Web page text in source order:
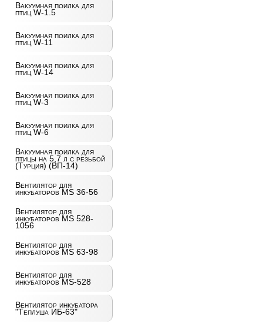
Вакуумная поилка для
птиц W-1.5
Вакуумная поилка для
птиц W-11
Вакуумная поилка для
птиц W-14
Вакуумная поилка для
птиц W-3
Вакуумная поилка для
птиц W-6
Вакуумная поилка для
птицы на 5,7 л с резьбой
(Турция) (ВП-14)
Вентилятор для
инкубаторов MS 36-56
Вентилятор для
инкубаторов MS 528-
1056
Вентилятор для
инкубаторов MS 63-98
Вентилятор для
инкубаторов MS-528
Вентилятор инкубатора
"Теплуша ИБ-63"